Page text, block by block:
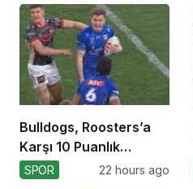
Bulldogs, Roosters’a
Karşı 10 Puanlık
Avantajı Yitirdi
SPOR 22 hours ago